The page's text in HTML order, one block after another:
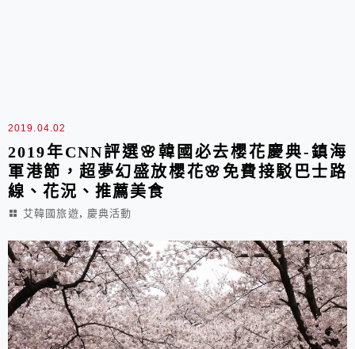
2019.04.02
2019年CNN評選🌸韓國必去櫻花慶典-鎮海
軍港節，超夢幻盛放櫻花🌸免費接駁巴士路
線、花況、推薦美食
艾韓國旅遊, 慶典活動